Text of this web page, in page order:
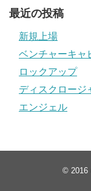
最近の投稿
新規上場
ベンチャーキャ
ロックアップ
ディスクロージ
エンジェル
© 2016